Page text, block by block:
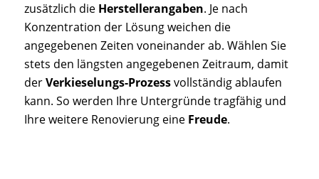
zusätzlich dieHerstellerangaben. Je nach
Konzentration der Lösung weichen die
angegebenen Zeiten voneinander ab. Wählen Sie
stets den längsten angegebenen Zeitraum, damit
derVerkieselungs-Prozessvollständig ablaufen
kann. So werden Ihre Untergründe tragfähig und
Ihre weitere Renovierung eine Freude.